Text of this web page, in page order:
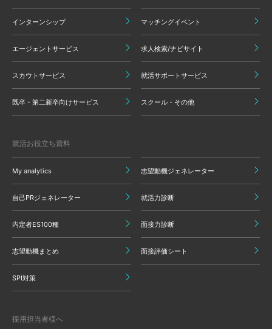
インターンシップ マッチングイベント
エージェントサービス 求人検索/ナビサイト
スカウトサービス 就活サポートサービス
既卒・第二新卒向けサービス スクール・その他
就活お役立ち資料
My analytics 志望動機ジェネレーター
自己PRジェネレーター 就活力診断
内定者ES100種 面接力診断
志望動機まとめ 面接評価シート
SPI対策
採用担当者様へ